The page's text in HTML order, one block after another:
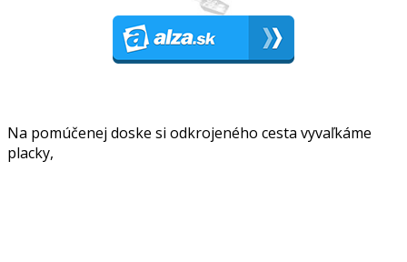
Na pomúčenej doske si odkrojeného cesta vyvaľkáme
placky,